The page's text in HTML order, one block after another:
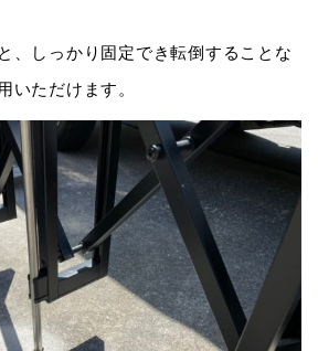
、しっかり固定でき転倒することな
いただけます。